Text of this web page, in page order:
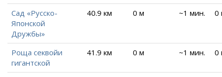
Сад «Русско-
Японской
Дружбы»
40.9 км 0 м ~1 мин. 0
Роща секвойи
гигантской
41.9 км 0 м ~1 мин. 0